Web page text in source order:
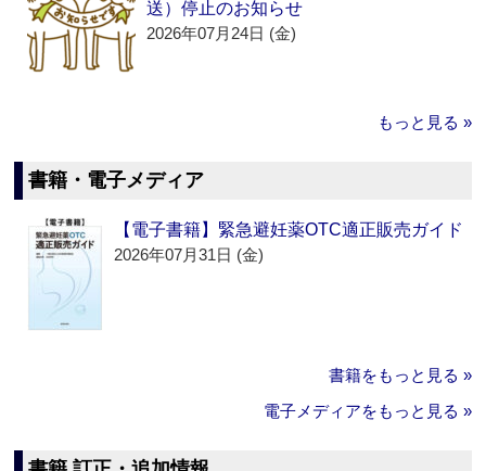
送）停止のお知らせ
2026年07月24日 (金)
もっと見る »
書籍・電子メディア
【電子書籍】緊急避妊薬OTC適正販売ガイド
2026年07月31日 (金)
書籍をもっと見る »
電子メディアをもっと見る »